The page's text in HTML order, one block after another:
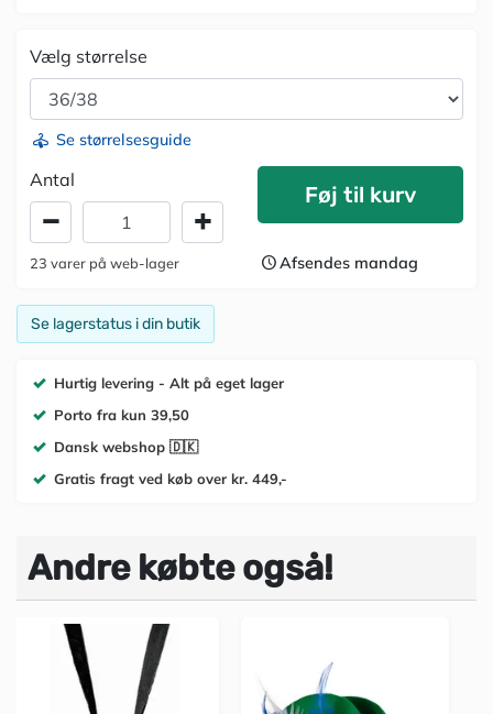
Vælg størrelse
Antal
Føj til kurv
Se størrelsesguide
23 varer på web-lager Afsendes mandag
Se lagerstatus i din butik
Hurtig levering - Alt på eget lager
Porto fra kun 39,50
Dansk webshop 🇩🇰
Gratis fragt ved køb over kr. 449,-
Andre købte også!